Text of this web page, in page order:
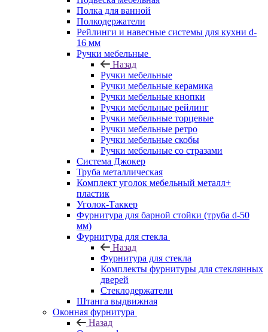
Полка для ванной
Полкодержатели
Рейлинги и навесные системы для кухни d-
16 мм
Ручки мебельные
Назад
Ручки мебельные
Ручки мебельные керамика
Ручки мебельные кнопки
Ручки мебельные рейлинг
Ручки мебельные торцевые
Ручки мебельные ретро
Ручки мебельные скобы
Ручки мебельные со стразами
Система Джокер
Труба металлическая
Комплект уголок мебельный металл+
пластик
Уголок-Таккер
Фурнитура для барной стойки (труба d-50
мм)
Фурнитура для стекла
Назад
Фурнитура для стекла
Комплекты фурнитуры для стеклянных
дверей
Стеклодержатели
Штанга выдвижная
Оконная фурнитура
Назад